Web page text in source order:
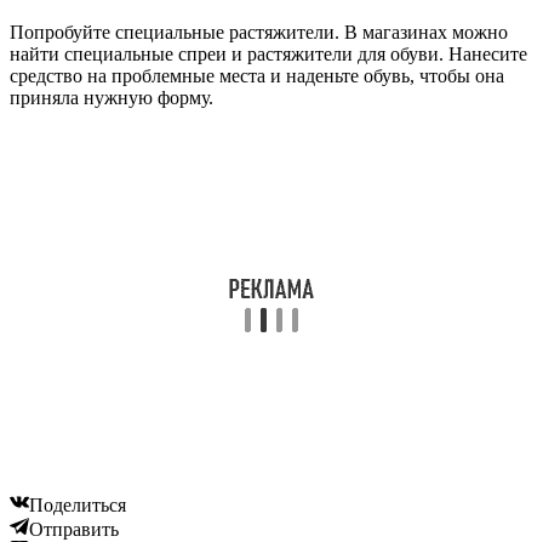
Попробуйте специальные растяжители. В магазинах можно
найти специальные спреи и растяжители для обуви. Нанесите
средство на проблемные места и наденьте обувь, чтобы она
приняла нужную форму.
Поделиться
Отправить